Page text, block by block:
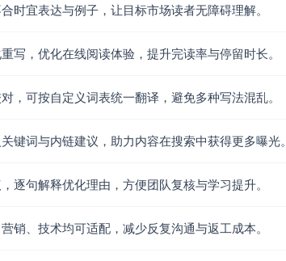
时宜表达与例子，让目标市场读者无障碍理解。
写，优化在线阅读体验，提升完读率与停留时长。
，可按自定义词表统一翻译，避免多种写法混乱。
键词与内链建议，助力内容在搜索中获得更多曝光。
逐句解释优化理由，方便团队复核与学习提升。
销、技术均可适配，减少反复沟通与返工成本。